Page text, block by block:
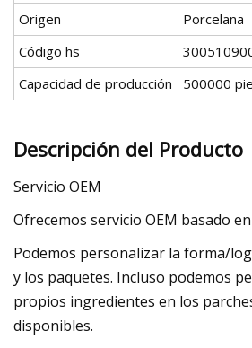
Origen
Porcelana
Código hs
Capacidad de producción
500000
Descripción del Producto
Servicio OEM
Ofrecemos servicio OEM basado
Podemos personalizar la forma/
y los paquetes. Incluso podemos
propios ingredientes en los
disponibles.